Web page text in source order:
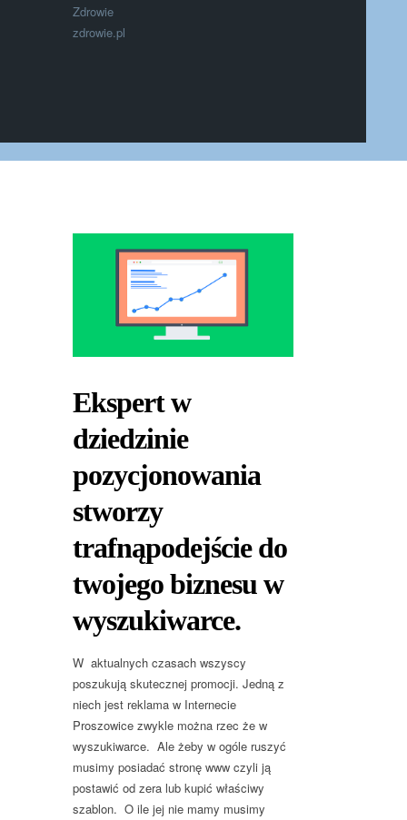
Zdrowie
zdrowie.pl
Ekspert w
dziedzinie
pozycjonowania
stworzy
trafnąpodejście do
twojego biznesu w
wyszukiwarce.
W aktualnych czasach wszyscy
poszukują skutecznej promocji. Jedną z
niech jest reklama w Internecie
Proszowice zwykle można rzec że w
wyszukiwarce. Ale żeby w ogóle ruszyć
musimy posiadać stronę www czyli ją
postawić od zera lub kupić właściwy
szablon. O ile jej nie mamy musimy